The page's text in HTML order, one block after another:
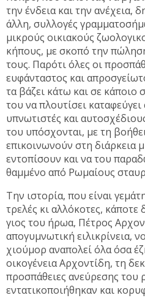
την ένδεια και την ανέχεια,
άλλη, συλλογές
μικρούς οικιακούς
κήπους, με σκοπό την
τους. Παρότι όλες οι
ευφάνταστος και
τα βάζει κάτω και σε κάποιο
του να πλουτίσει καταφεύγει
υπνωτιστές και
του υπόσχονται, με τη
επικοινωνούν στη διάρκεια
εντοπίσουν και να του
θαμμένο από Ρωμαίους
Την ιστορία, που είναι
τρελές κι αλλόκοτες, κάποτε
γιος του ήρωα, Πέτρος
απογυμνωτική ειλικρίνεια,
χιούμορ αναπολεί όλα όσα
οικογένεια Αρχοντίδη, τη
προσπάθειες ανεύρεσης
εντατικοποιήθηκαν και